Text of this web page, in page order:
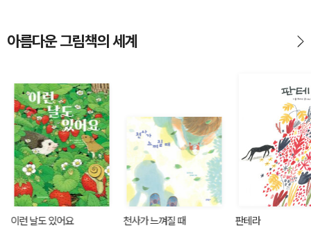
아름다운 그림책의 세계
이런 날도 있어요 천사가 느껴질 때 판테라